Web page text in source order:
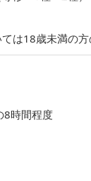
は18歳未満の方
8時間程度